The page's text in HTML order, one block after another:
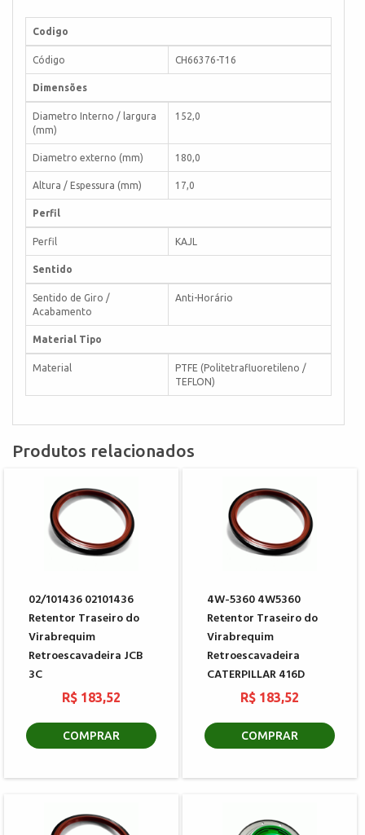
Codigo
Código CH66376-T16
Dimensões
Diametro Interno / largura
(mm)
152,0
Diametro externo (mm) 180,0
Altura / Espessura (mm) 17,0
Perfil
Perfil KAJL
Sentido
Sentido de Giro /
Acabamento
Anti-Horário
Material Tipo
Material
PTFE (Politetrafluoretileno /
TEFLON)
Produtos relacionados
02/101436 02101436
Retentor Traseiro do
Virabrequim
Retroescavadeira JCB
3C
R$ 183,52
COMPRAR
4W-5360 4W5360
Retentor Traseiro do
Virabrequim
Retroescavadeira
CATERPILLAR 416D
R$ 183,52
COMPRAR